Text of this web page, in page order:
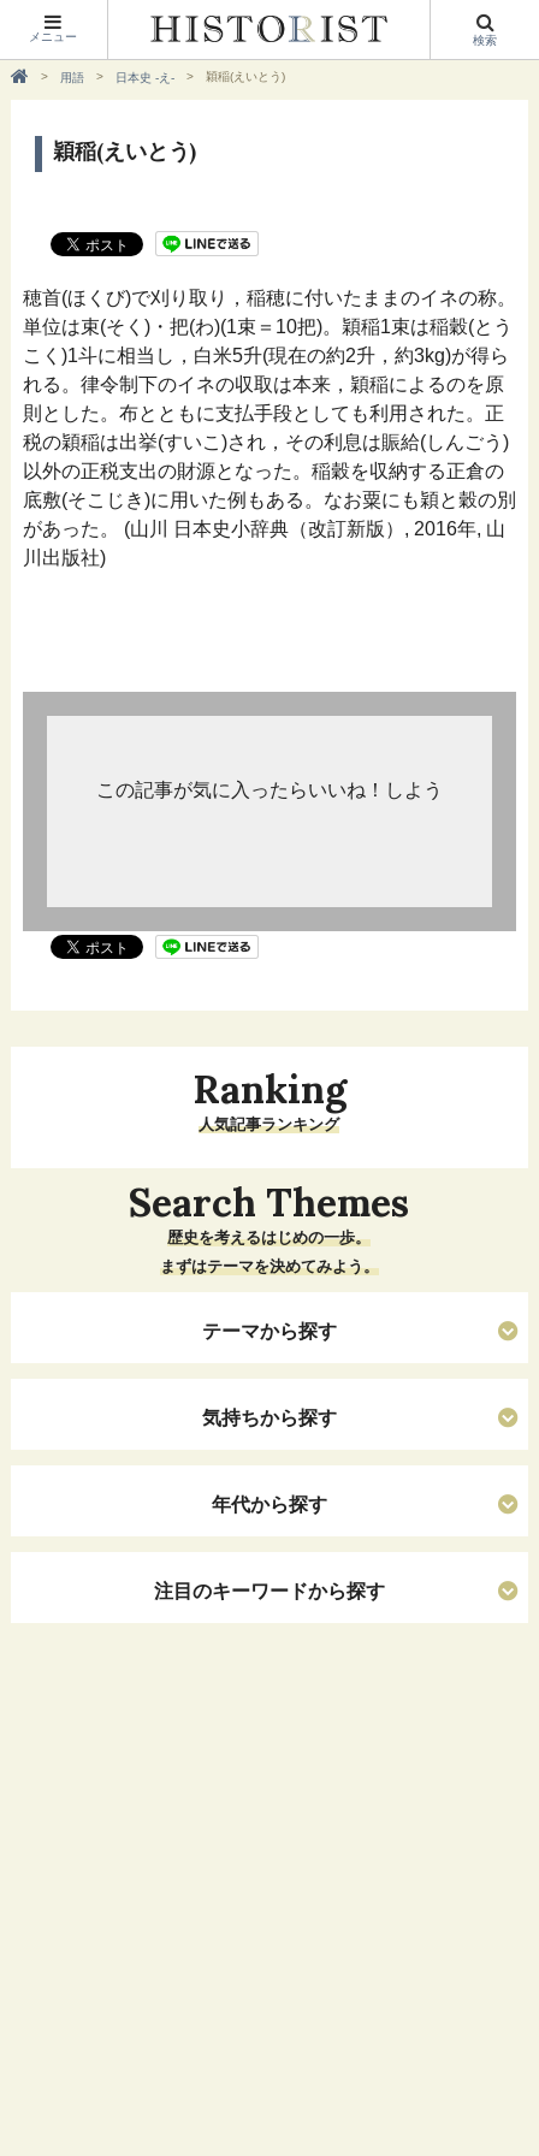
メニュー 検索
用語 日本史 -え- 穎稲(えいとう)
穎稲(えいとう)
穂首(ほくび)で刈り取り，稲穂に付いたままのイネの称。
単位は束(そく)・把(わ)(1束＝10把)。穎稲1束は稲穀(とう
こく)1斗に相当し，白米5升(現在の約2升，約3kg)が得ら
れる。律令制下のイネの収取は本来，穎稲によるのを原
則とした。布とともに支払手段としても利用された。正
税の穎稲は出挙(すいこ)され，その利息は賑給(しんごう)
以外の正税支出の財源となった。稲穀を収納する正倉の
底敷(そこじき)に用いた例もある。なお粟にも穎と穀の別
があった。 (山川 日本史小辞典（改訂新版）, 2016年, 山
川出版社)
この記事が気に入ったらいいね！しよう
Ranking
人気記事ランキング
Search Themes
歴史を考えるはじめの一歩。
まずはテーマを決めてみよう。
テーマから探す
気持ちから探す
年代から探す
注目のキーワードから探す